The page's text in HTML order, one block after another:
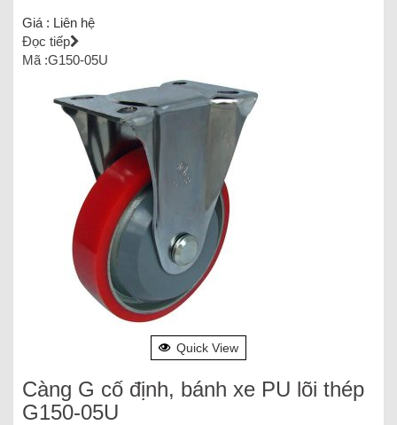
Giá : Liên hệ
Đọc tiếp
Mã :G150-05U
Quick View
Càng G cố định, bánh xe PU lõi thép
G150-05U